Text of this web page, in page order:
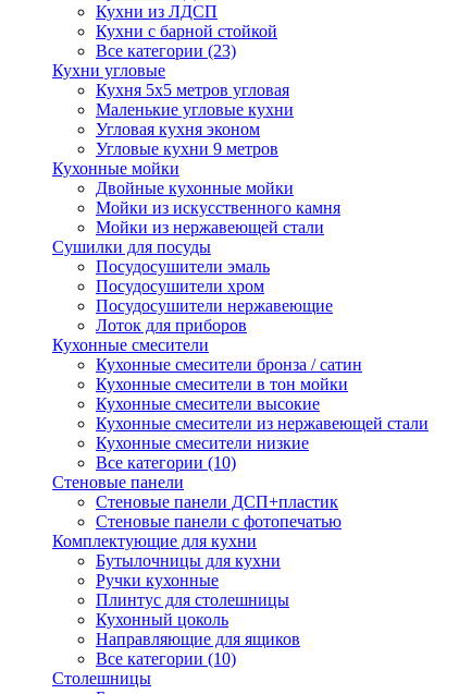
Кухни из ЛДСП
Кухни с барной стойкой
Все категории (23)
Кухни угловые
Кухня 5х5 метров угловая
Маленькие угловые кухни
Угловая кухня эконом
Угловые кухни 9 метров
Кухонные мойки
Двойные кухонные мойки
Мойки из искусственного камня
Мойки из нержавеющей стали
Сушилки для посуды
Посудосушители эмаль
Посудосушители хром
Посудосушители нержавеющие
Лоток для приборов
Кухонные смесители
Кухонные смесители бронза / сатин
Кухонные смесители в тон мойки
Кухонные смесители высокие
Кухонные смесители из нержавеющей стали
Кухонные смесители низкие
Все категории (10)
Стеновые панели
Стеновые панели ДСП+пластик
Стеновые панели с фотопечатью
Комплектующие для кухни
Бутылочницы для кухни
Ручки кухонные
Плинтус для столешницы
Кухонный цоколь
Направляющие для ящиков
Все категории (10)
Столешницы